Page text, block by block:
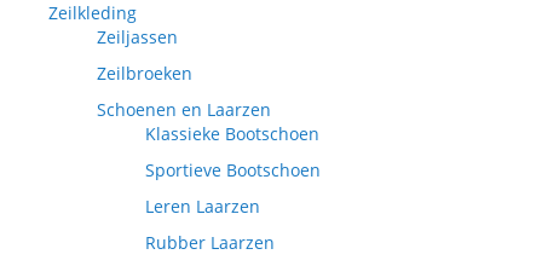
Zeilkleding
Zeiljassen
Zeilbroeken
Schoenen en Laarzen
Klassieke Bootschoen
Sportieve Bootschoen
Leren Laarzen
Rubber Laarzen